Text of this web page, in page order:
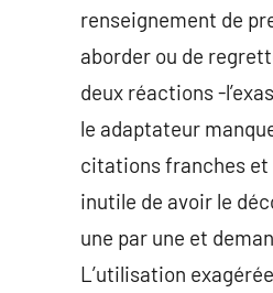
renseignement de
aborder ou de
deux réactions -
le adaptateur
citations franches
inutile de avoir le
une par une et
L’utilisation